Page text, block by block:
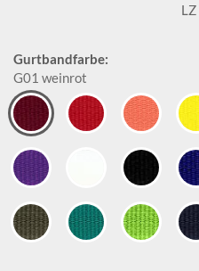
LZ
Gurtbandfarbe:
G01 weinrot